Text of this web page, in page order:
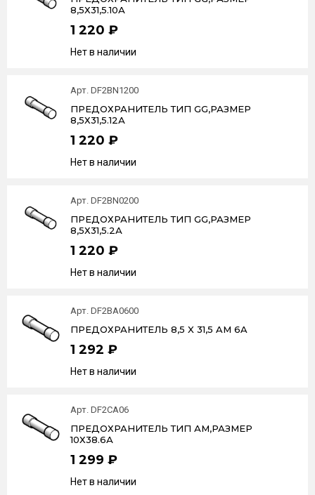
8,5Х31,5.10А
1 220 ₽
Нет в наличии
Арт. DF2BN1200
ПРЕДОХРАНИТЕЛЬ ТИП GG,РАЗМЕР
8,5Х31,5.12А
1 220 ₽
Нет в наличии
Арт. DF2BN0200
ПРЕДОХРАНИТЕЛЬ ТИП GG,РАЗМЕР
8,5Х31,5.2А
1 220 ₽
Нет в наличии
Арт. DF2BA0600
ПРЕДОХРАНИТЕЛЬ 8,5 X 31,5 AM 6A
1 292 ₽
Нет в наличии
Арт. DF2CA06
ПРЕДОХРАНИТЕЛЬ ТИП АМ,РАЗМЕР
10Х38.6А
1 299 ₽
Нет в наличии